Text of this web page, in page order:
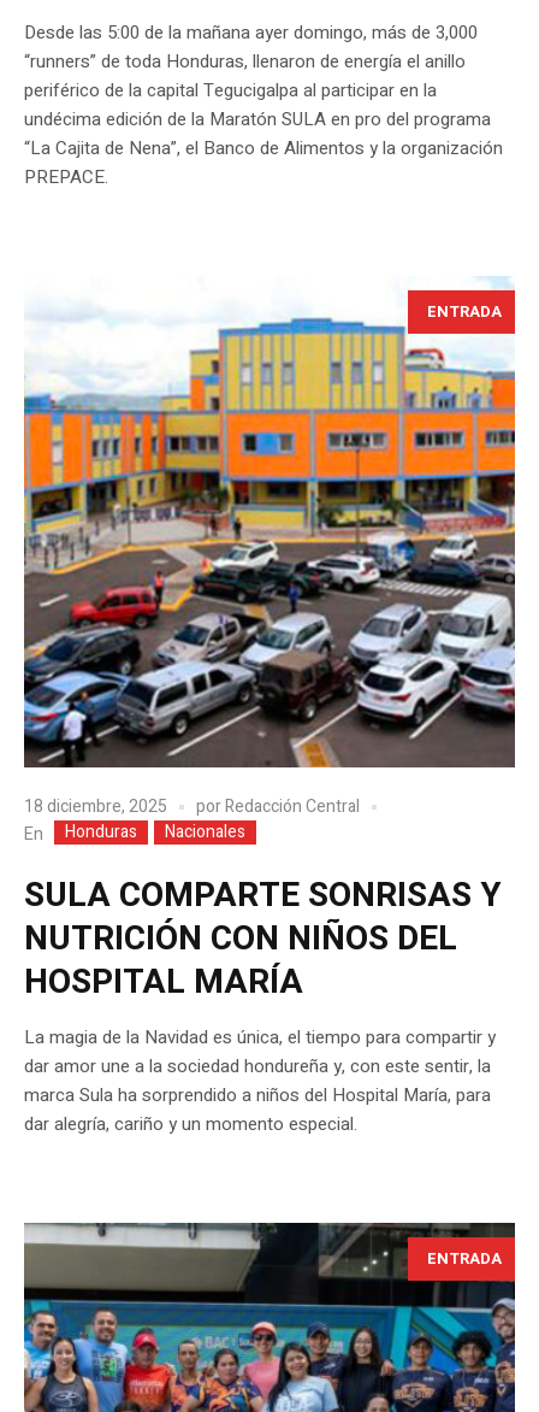
Desde las 5:00 de la mañana ayer domingo, más de 3,000
“runners” de toda Honduras, llenaron de energía el anillo
periférico de la capital Tegucigalpa al participar en la
undécima edición de la Maratón SULA en pro del programa
“La Cajita de Nena”, el Banco de Alimentos y la organización
PREPACE.
ENTRADA
18 diciembre, 2025 porRedacción Central
En
Honduras Nacionales
SULA COMPARTE SONRISAS Y
NUTRICIÓN CON NIÑOS DEL
HOSPITAL MARÍA
La magia de la Navidad es única, el tiempo para compartir y
dar amor une a la sociedad hondureña y, con este sentir, la
marca Sula ha sorprendido a niños del Hospital María, para
dar alegría, cariño y un momento especial.
ENTRADA